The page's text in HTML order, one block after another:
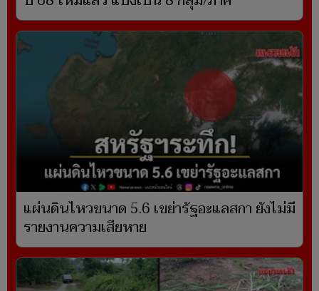
แผ่นดินไหวขนาด 5.6 เขย่ารัฐอะแลสกา ยังไม่มี
รายงานความเสียหาย